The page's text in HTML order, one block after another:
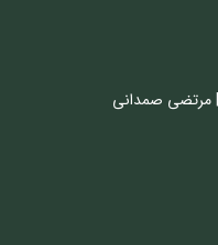
| مرتضی صمدانی